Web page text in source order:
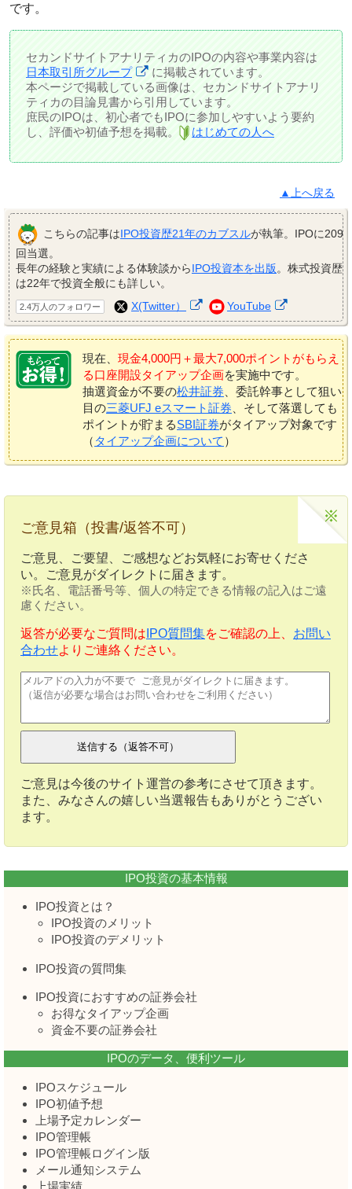
です。
セカンドサイトアナリティカのIPOの内容や事業内容は
日本取引所グループ
に掲載されています。
本ページで掲載している画像は、セカンドサイトアナリ
ティカの目論見書から引用しています。
庶民のIPOは、初心者でもIPOに参加しやすいよう要約
し、評価や初値予想を掲載。
はじめての人へ
▲上へ戻る
こちらの記事はIPO投資歴21年のカブスルが執筆。IPOに209
回当選。
長年の経験と実績による体験談からIPO投資本を出版。株式投資歴
は22年で投資全般にも詳しい。
2.4万人のフォロワー X(Twitter） YouTube
現在、 現金4,000円＋最大7,000ポイントがもらえ
る口座開設タイアップ企画を実施中です。
抽選資金が不要の松井証券 、委託幹事として狙い
目の三菱UFJ eスマート証券 、そして落選しても
ポイントが貯まるSBI証券がタイアップ対象です
（ タイアップ企画について ）
ご意見箱（投書/返答不可）
ご意見、ご要望、ご感想などお気軽にお寄せくださ
い。ご意見がダイレクトに届きます。
※氏名、電話番号等、個人の特定できる情報の記入はご遠
慮ください。
返答が必要なご質問は IPO質問集をご確認の上、 お問い
合わせよりご連絡ください。
ご意見は今後のサイト運営の参考にさせて頂きます。
また、みなさんの嬉しい当選報告もありがとうござい
ます。
IPO投資の基本情報
IPO投資とは？
IPO投資のメリット
IPO投資のデメリット
IPO投資の質問集
IPO投資におすすめの証券会社
お得なタイアップ企画
資金不要の証券会社
IPOのデータ、便利ツール
IPOスケジュール
IPO初値予想
上場予定カレンダー
IPO管理帳
IPO管理帳ログイン版
メール通知システム
上場実績